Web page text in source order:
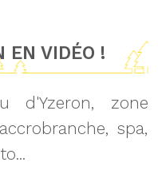
EN VIDÉO !
d'Yzeron, zone
spa,